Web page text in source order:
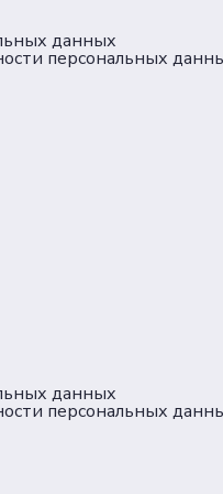
данных
персональных
данных
персональных